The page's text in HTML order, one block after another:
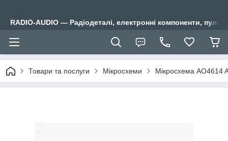
RADIO-AUDIO — Радіодеталі, електронні компоненти,
Товари та послуги Мікросхеми Мікросхема AO4614